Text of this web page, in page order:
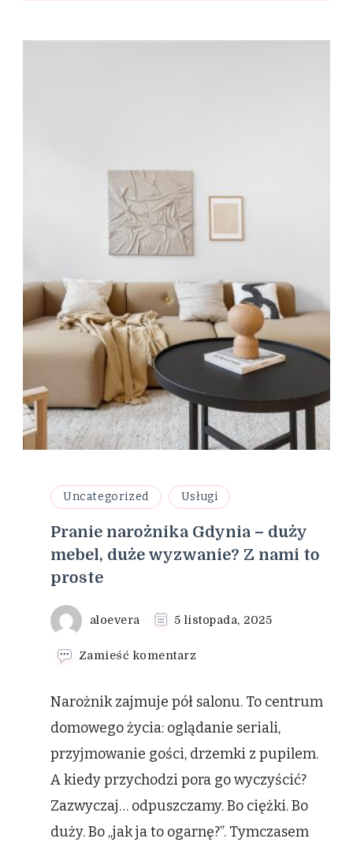
Uncategorized Usługi
Pranie narożnika Gdynia – duży
mebel, duże wyzwanie? Z nami to
proste
aloevera 5 listopada, 2025
Zamieść komentarz
narożnika
Gdynia
–
duży
duże
wyzwanie?
nami
Narożnik zajmuje pół salonu. To centrum
domowego życia: oglądanie seriali,
przyjmowanie gości, drzemki z pupilem.
A kiedy przychodzi pora go wyczyścić?
Zazwyczaj… odpuszczamy. Bo ciężki. Bo
duży. Bo „jak ja to ogarnę?”. Tymczasem